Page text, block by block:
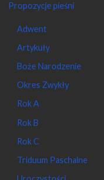
Propozycje pieśni
Adwent
Artykuły
Boże Narodzenie
Okres Zwykły
Rok A
Rok B
Rok C
Triduum Paschalne